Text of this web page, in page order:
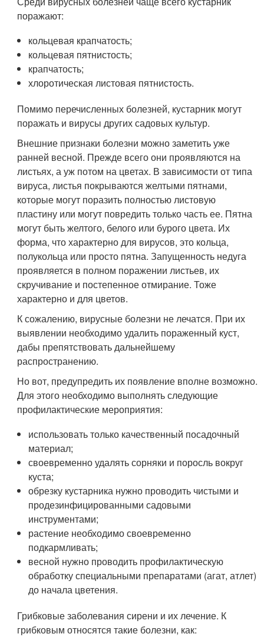
поражают:
кольцевая крапчатость;
кольцевая пятнистость;
крапчатость;
хлоротическая листовая пятнистость.
Помимо перечисленных болезней, кустарник могут
поражать и вирусы других садовых культур.
Внешние признаки болезни можно заметить уже
ранней весной. Прежде всего они проявляются на
листьях, а уж потом на цветах. В зависимости от типа
вируса, листья покрываются желтыми пятнами,
которые могут поразить полностью листовую
пластину или могут повредить только часть ее. Пятна
могут быть желтого, белого или бурого цвета. Их
форма, что характерно для вирусов, это кольца,
полукольца или просто пятна. Запущенность недуга
проявляется в полном поражении листьев, их
скручивание и постепенное отмирание. Тоже
характерно и для цветов.
К сожалению, вирусные болезни не лечатся. При их
выявлении необходимо удалить пораженный куст,
дабы препятствовать дальнейшему
распространению.
Но вот, предупредить их появление вполне возможно.
Для этого необходимо выполнять следующие
профилактические мероприятия:
использовать только качественный посадочный
материал;
своевременно удалять сорняки и поросль вокруг
куста;
обрезку кустарника нужно проводить чистыми и
продезинфицированными садовыми
инструментами;
растение необходимо своевременно
подкармливать;
весной нужно проводить профилактическую
обработку специальными препаратами (агат, атлет)
до начала цветения.
Грибковые заболевания сирени и их лечение. К
грибковым относятся такие болезни, как: